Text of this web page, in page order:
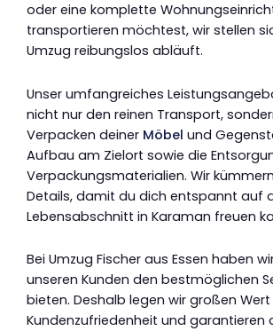
oder eine komplette
transportieren möchtest, wir stellen
Umzug reibungslos abläuft.
Unser umfangreiches
nicht nur den reinen Transport,
Verpacken deiner Möbel und
Aufbau am Zielort sowie die
Verpackungsmaterialien. Wir
Details, damit du dich entspannt auf
Lebensabschnitt in Karaman freuen
Bei Umzug Fischer aus Essen haben
unseren Kunden den bestmöglichen
bieten. Deshalb legen wir großen
Kundenzufriedenheit und garantieren